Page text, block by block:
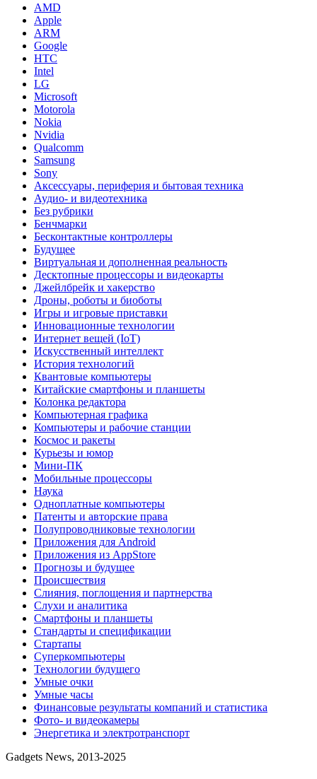
AMD
Apple
ARM
Google
HTC
Intel
LG
Microsoft
Motorola
Nokia
Nvidia
Qualcomm
Samsung
Sony
Аксессуары, периферия и бытовая техника
Аудио- и видеотехника
Без рубрики
Бенчмарки
Бесконтактные контроллеры
Будущее
Виртуальная и дополненная реальность
Десктопные процессоры и видеокарты
Джейлбрейк и хакерство
Дроны, роботы и биоботы
Игры и игровые приставки
Инновационные технологии
Интернет вещей (IoT)
Искусственный интеллект
История технологий
Квантовые компьютеры
Китайские смартфоны и планшеты
Колонка редактора
Компьютерная графика
Компьютеры и рабочие станции
Космос и ракеты
Курьезы и юмор
Мини-ПК
Мобильные процессоры
Наука
Одноплатные компьютеры
Патенты и авторские права
Полупроводниковые технологии
Приложения для Android
Приложения из AppStore
Прогнозы и будущее
Происшествия
Слияния, поглощения и партнерства
Слухи и аналитика
Смартфоны и планшеты
Стандарты и спецификации
Стартапы
Суперкомпьютеры
Технологии будущего
Умные очки
Умные часы
Финансовые результаты компаний и статистика
Фото- и видеокамеры
Энергетика и электротранспорт
Gadgets News, 2013-2025